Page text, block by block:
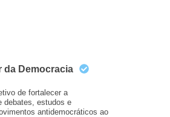
da Democracia
de fortalecer a
debates, estudos e
antidemocráticos ao